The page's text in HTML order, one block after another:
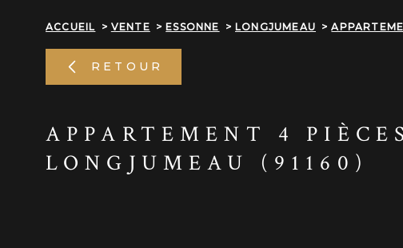
ACCUEIL VENTE ESSONNE LONGJUMEAU
RETOUR
APPARTEMENT 4
LONGJUMEAU (91160)